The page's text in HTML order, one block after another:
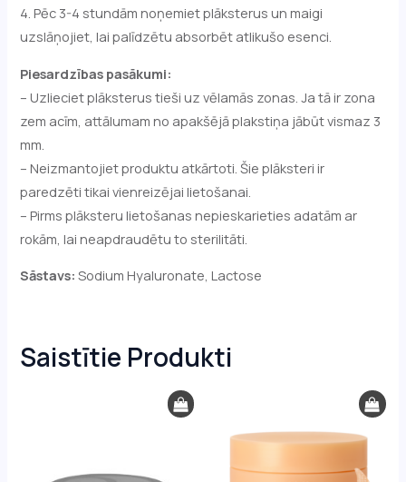
4. Pēc 3-4 stundām noņemiet plāksterus un maigi
uzslāņojiet, lai palīdzētu absorbēt atlikušo esenci.
Piesardzības pasākumi:
– Uzlieciet plāksterus tieši uz vēlamās zonas. Ja tā ir zona
zem acīm, attālumam no apakšējā plakstiņa jābūt vismaz 3
mm.
– Neizmantojiet produktu atkārtoti. Šie plāksteri ir
paredzēti tikai vienreizējai lietošanai.
– Pirms plāksteru lietošanas nepieskarieties adatām ar
rokām, lai neapdraudētu to sterilitāti.
Sāstavs: Sodium Hyaluronate, Lactose
Saistītie Produkti